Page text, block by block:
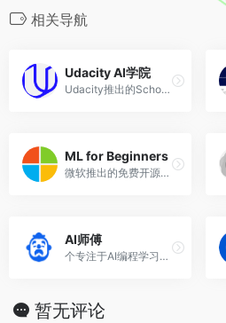
相关导航
Udacity AI学院
Udacity推出的School of AI，从入门到高级
ML for Beginners
微软推出的免费开源的机器学习课程，GitHub标星4万+
AI师傅
个专注于AI编程学习的社区或平台
暂无评论